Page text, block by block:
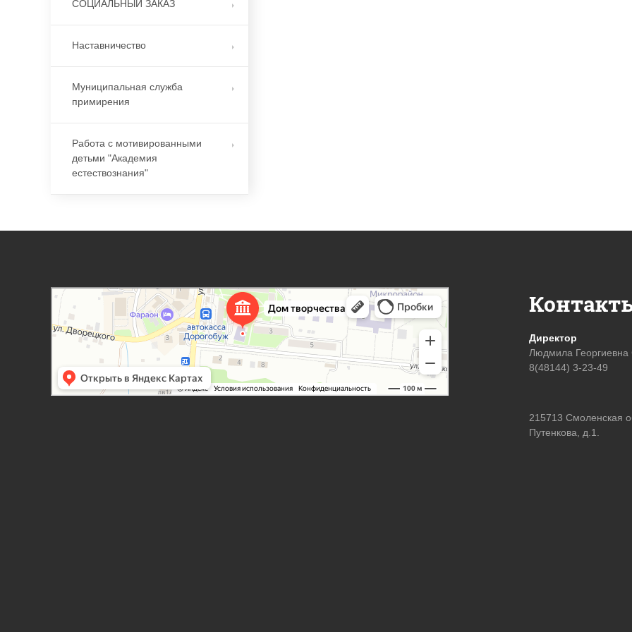
СОЦИАЛЬНЫЙ ЗАКАЗ
Наставничество
Муниципальная служба
примирения
Работа с мотивированными
детьми "Академия
естествознания"
Директор
Людмила
8(48144) 3-23-49
215713 Смоленская
Путенкова, д.1.
Дорогобужский дом детского творчества
Дом культуры в Дорогобуже
Дополнительное образование в Дорогобуже